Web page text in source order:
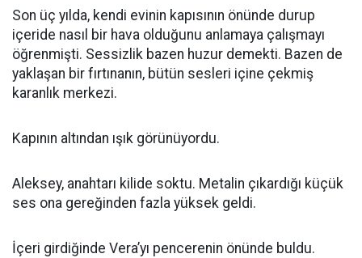
Son üç yılda, kendi evinin kapısının önünde durup
içeride nasıl bir hava olduğunu anlamaya çalışmayı
öğrenmişti. Sessizlik bazen huzur demekti. Bazen de
yaklaşan bir fırtınanın, bütün sesleri içine çekmiş
karanlık merkezi.
Kapının altından ışık görünüyordu.
Aleksey, anahtarı kilide soktu. Metalin çıkardığı küçük
ses ona gereğinden fazla yüksek geldi.
İçeri girdiğinde Vera’yı pencerenin önünde buldu.